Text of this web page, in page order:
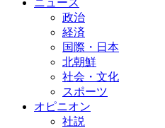
政治
経済
国際・日本
北朝鮮
社会・文化
スポーツ
オピニオン
社説